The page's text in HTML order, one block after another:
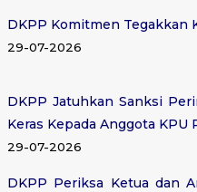
DKPP Komitmen Tegakkan
29-07-2026
DKPP Jatuhkan Sanksi
Keras Kepada Anggota KPU
29-07-2026
DKPP Periksa Ketua dan